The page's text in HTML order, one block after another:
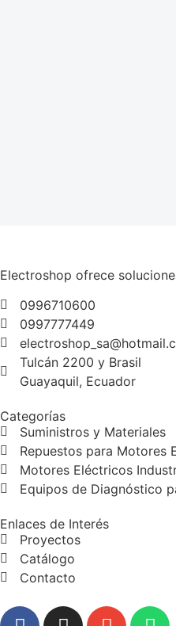
Electroshop ofrece
0996710600
0997777449
Tulcán 2200 y Brasil
Guayaquil, Ecuador
Categorías
Suministros y Materiales
Repuestos para Motores
Motores Eléctricos
Equipos de Diagnóstico
Enlaces de Interés
Proyectos
Catálogo
Contacto